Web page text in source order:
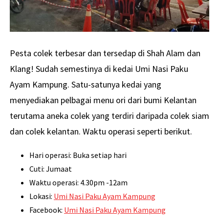
Pesta colek terbesar dan tersedap di Shah Alam dan
Klang! Sudah semestinya di kedai Umi Nasi Paku
Ayam Kampung. Satu-satunya kedai yang
menyediakan pelbagai menu ori dari bumi Kelantan
terutama aneka colek yang terdiri daripada colek siam
dan colek kelantan. Waktu operasi seperti berikut.
Hari operasi: Buka setiap hari
Cuti: Jumaat
Waktu operasi: 4.30pm -12am
Lokasi: Umi Nasi Paku Ayam Kampung
Facebook: Umi Nasi Paku Ayam Kampung